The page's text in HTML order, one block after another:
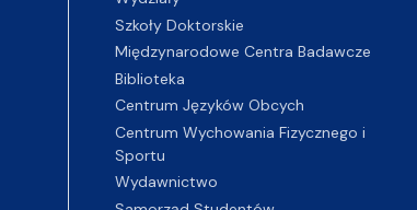
Szkoły Doktorskie
Międzynarodowe Centra Badawcze
Biblioteka
Centrum Języków Obcych
Centrum Wychowania Fizycznego i
Sportu
Wydawnictwo